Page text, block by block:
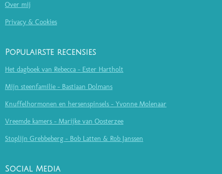
Over mij
Privacy & Cookies
Populairste recensies
Het dagboek van Rebecca - Ester Hartholt
Mijn steenfamilie - Bastiaan Dolmans
Knuffelhormonen en hersenspinsels - Yvonne Molenaar
Vreemde kamers - Marijke van Oosterzee
Stoplijn Grebbeberg - Bob Latten & Rob Janssen
Social Media